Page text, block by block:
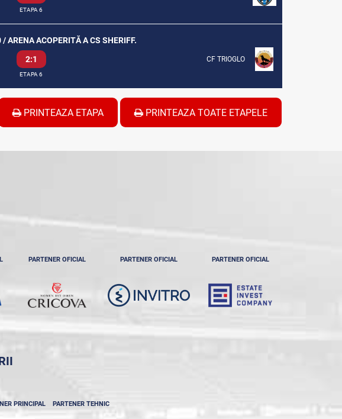
ETAPA 6
ARENA ACOPERITĂ A CS SHERIFF.
2:1 CF TRIOGLO
ETAPA 6
PRINTEAZA ETAPA PRINTEAZA TOATE ETAPELE
PARTENER OFICIAL PARTENER OFICIAL PARTENER OFICIAL
PRINCIPAL PARTENER TEHNIC